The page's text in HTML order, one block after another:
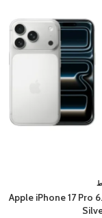
Apple iPhone 17 Pro